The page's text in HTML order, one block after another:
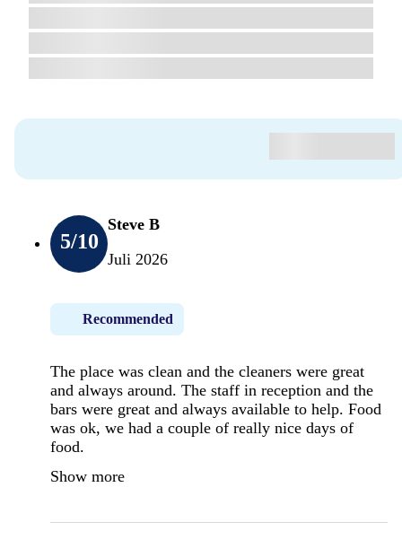
5/10
Steve B
Juli 2026
Recommended
The place was clean and the cleaners were great
and always around. The staff in reception and the
bars were great and always available to help. Food
was ok, we had a couple of really nice days of
food.
Show more